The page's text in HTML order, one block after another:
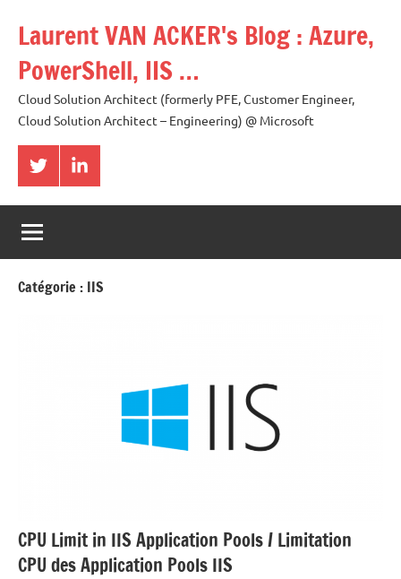
contenu
Laurent VAN ACKER's Blog : Azure,
PowerShell, IIS …
Cloud Solution Architect (formerly PFE, Customer Engineer,
Cloud Solution Architect – Engineering) @ Microsoft
TwitterLinkedIn
Catégorie : IIS
CPU Limit in IIS Application Pools / Limitation
CPU des Application Pools IIS